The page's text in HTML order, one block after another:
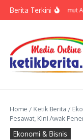
Berita TerkiniKPwBI Sumut
Home / Ketik Berita /
Pesawat, Kini Awak
Ekonomi & Bisnis